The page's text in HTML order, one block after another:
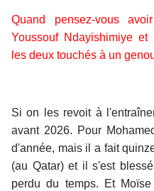
Quand pensez-vous
Youssouf Ndayishimiye et
les deux touchés à un
Si on les revoit à
avant 2026. Pour
d'année, mais il a fait
(au Qatar) et il s'est
perdu du temps. Et